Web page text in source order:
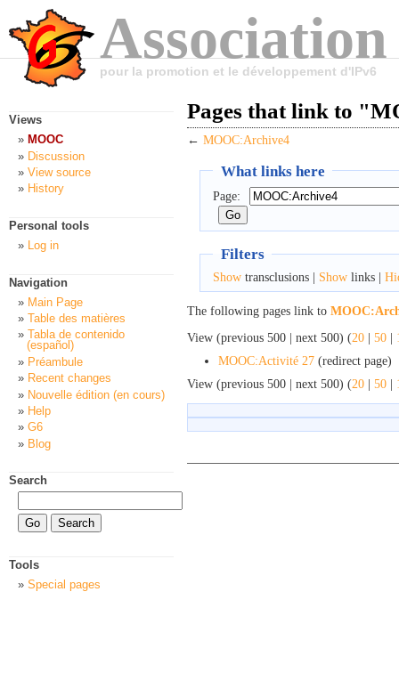
pour la promotion et le développement d'IPv6
Pages that link to
← MOOC:Archive4
What links here
Page:
Filters
Showtransclusions | Showlinks |
The following pages link to
View (previous 500 | next 500) (20 | 50 |
MOOC:Activité 27 (redirect page) ‎
View (previous 500 | next 500) (20 | 50 |
Views
MOOC
Discussion
View source
History
Personal tools
Log in
Navigation
Main Page
Table des matières
Tabla de contenido
(español)
Préambule
Recent changes
Nouvelle édition (en cours)
Help
G6
Blog
Search
Tools
Special pages